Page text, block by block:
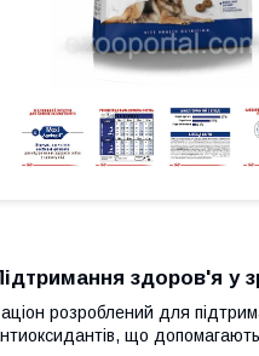
здоров'я у
розроблений для
що допомагають